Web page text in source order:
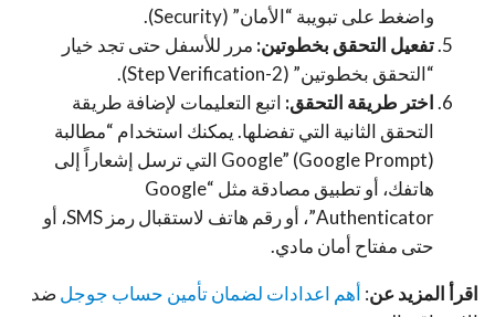
واضغط على تبويبة “الأمان” (Security).
تفعيل التحقق بخطوتين: مرر للأسفل حتى تجد خيار
“التحقق بخطوتين” (2-Step Verification).
اختر طريقة التحقق: اتبع التعليمات لإضافة طريقة
التحقق الثانية التي تفضلها. يمكنك استخدام “مطالبة
Google” (Google Prompt) التي ترسل إشعاراً إلى
هاتفك، أو تطبيق مصادقة مثل “Google
Authenticator”، أو رقم هاتف لاستقبال رمز SMS، أو
حتى مفتاح أمان مادي.
اقرأ المزيد عن: أهم اعدادات لضمان تأمين حساب جوجلضد